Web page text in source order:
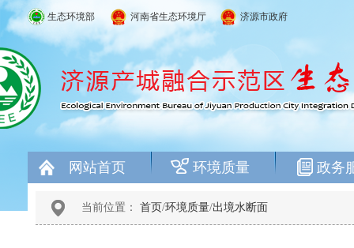
生态环境部 河南省生态环境厅 济源市政府
网站首页 环境质量 政务
当前位置： 首页/环境质量/出境水断面